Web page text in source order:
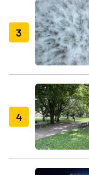
3
4